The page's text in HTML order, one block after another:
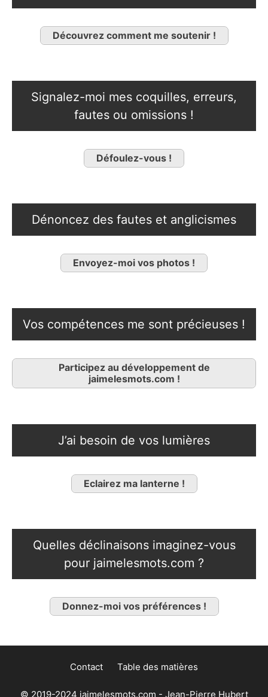
Découvrez comment me soutenir !
Signalez-moi mes coquilles, erreurs,
fautes ou omissions !
Défoulez-vous !
Dénoncez des fautes et anglicismes
Envoyez-moi vos photos !
Vos compétences me sont précieuses !
Participez au développement de
jaimelesmots.com !
J’ai besoin de vos lumières
Eclairez ma lanterne !
Quelles déclinaisons imaginez-vous
pour jaimelesmots.com ?
Donnez-moi vos préférences !
Contact Table des matières
© 2019-2024 jaimelesmots.com - Jean-Pierre Hubert